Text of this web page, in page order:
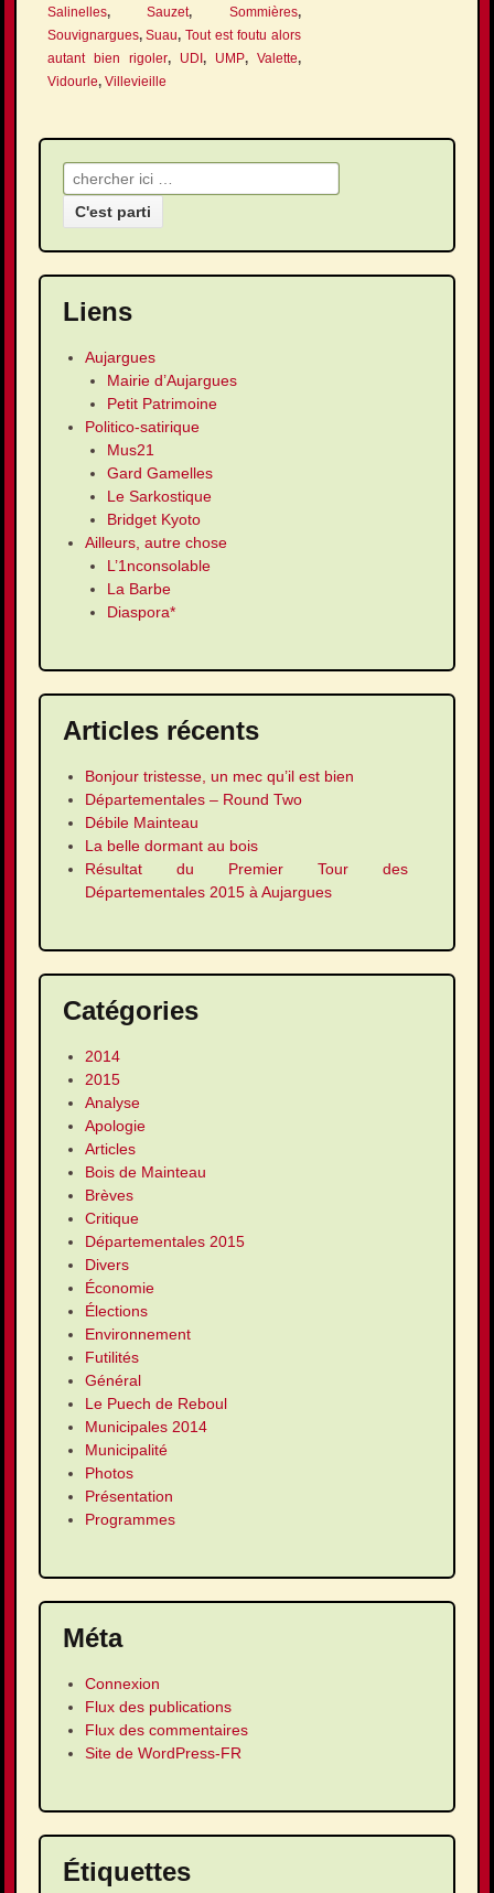
Salinelles,Sauzet,Sommières,
Souvignargues,Suau,Tout est foutu alors
autant bien rigoler, UDI, UMP,Valette,
Vidourle, Villevieille
Recherche pour:
Liens
Aujargues
Mairie d’Aujargues
Petit Patrimoine
Politico-satirique
Mus21
Gard Gamelles
Le Sarkostique
Bridget Kyoto
Ailleurs, autre chose
L’1nconsolable
La Barbe
Diaspora*
Articles récents
Bonjour tristesse, un mec qu’il est bien
Départementales – Round Two
Débile Mainteau
La belle dormant au bois
Résultat du Premier Tour des
Départementales 2015 à Aujargues
Catégories
2014
2015
Analyse
Apologie
Articles
Bois de Mainteau
Brèves
Critique
Départementales 2015
Divers
Économie
Élections
Environnement
Futilités
Général
Le Puech de Reboul
Municipales 2014
Municipalité
Photos
Présentation
Programmes
Méta
Connexion
Flux des publications
Flux des commentaires
Site de WordPress-FR
Étiquettes